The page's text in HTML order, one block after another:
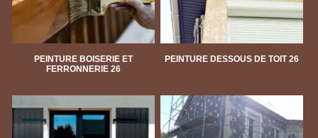
PEINTURE BOISERIE ET
FERRONNERIE 26
PEINTURE DESSOUS DE TOIT 26